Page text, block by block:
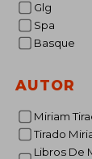
Glg
Spa
Basque
AUTOR
Miriam
Tirado
Libros De Miriam Tirado I